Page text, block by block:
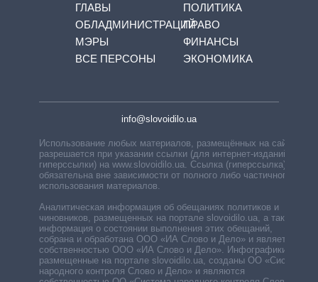
ГЛАВЫ
ОБЛАДМИНИСТРАЦИЙ
МЭРЫ
ВСЕ ПЕРСОНЫ
ПОЛИТИКА
ПРАВО
ФИНАНСЫ
ЭКОНОМИКА
info@slovoidilo.ua
Использование любых материалов, размещённых на сайте,
разрешается при указании ссылки (для интернет-изданий —
гиперссылки) на www.slovoidilo.ua. Ссылка (гиперссылка)
обязательна вне зависимости от полного либо частичного
использования материалов.
Аналитическая информация об обещаниях политиков и
чиновников, размещенных на портале slovoidilo.ua, а также
информация о состоянии выполнения этих обещаний,
собрана и обработана ООО «ИА Слово и Дело» и является
собственностью ООО «ИА Слово и Дело». Инфографики,
размещенные на портале slovoidilo.ua, созданы ОО «Система
народного контроля Слово и Дело» и являются